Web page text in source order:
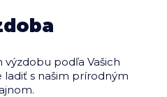
podľa Vašich
ladiť s našim prírodným